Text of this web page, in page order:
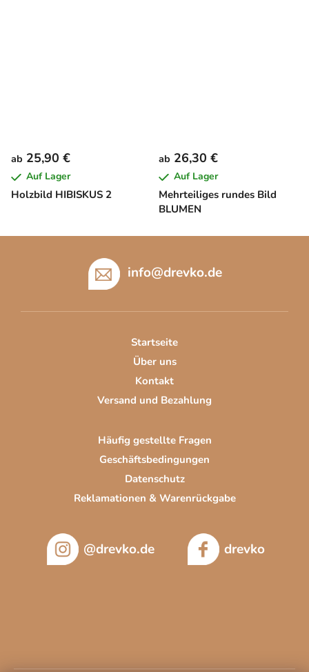
Holzbild HIBISKUS 2
ab 25,90 €
Auf Lager
Mehrteiliges rundes Bild
BLUMEN
ab 26,30 €
Auf Lager
info@drevko.de
Startseite
Über uns
Kontakt
Versand und Bezahlung
Häufig gestellte Fragen
Geschäftsbedingungen
Datenschutz
Reklamationen & Warenrückgabe
@drevko.de drevko